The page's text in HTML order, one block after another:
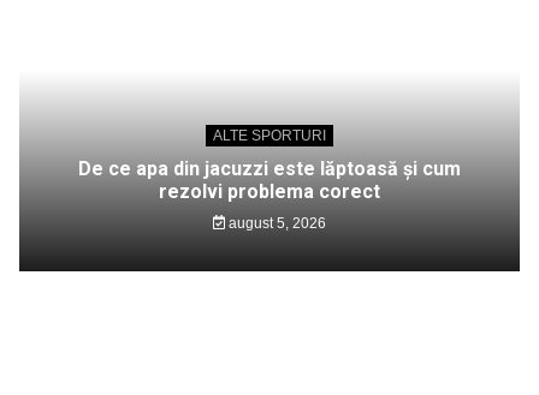
ALTE SPORTURI
De ce apa din jacuzzi este lăptoasă și cum
rezolvi problema corect
august 5, 2026